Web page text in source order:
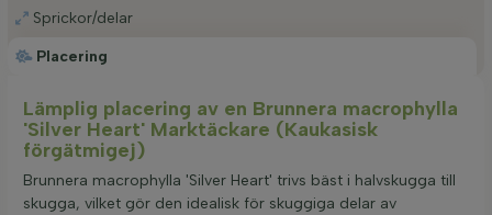
Placering
Sprickor/delar
Lämplig placering av en Brunnera macrophylla
'Silver Heart' Marktäckare (Kaukasisk
förgätmigej)
Brunnera macrophylla 'Silver Heart' trivs bäst i halvskugga till
skugga, vilket gör den idealisk för skuggiga delar av